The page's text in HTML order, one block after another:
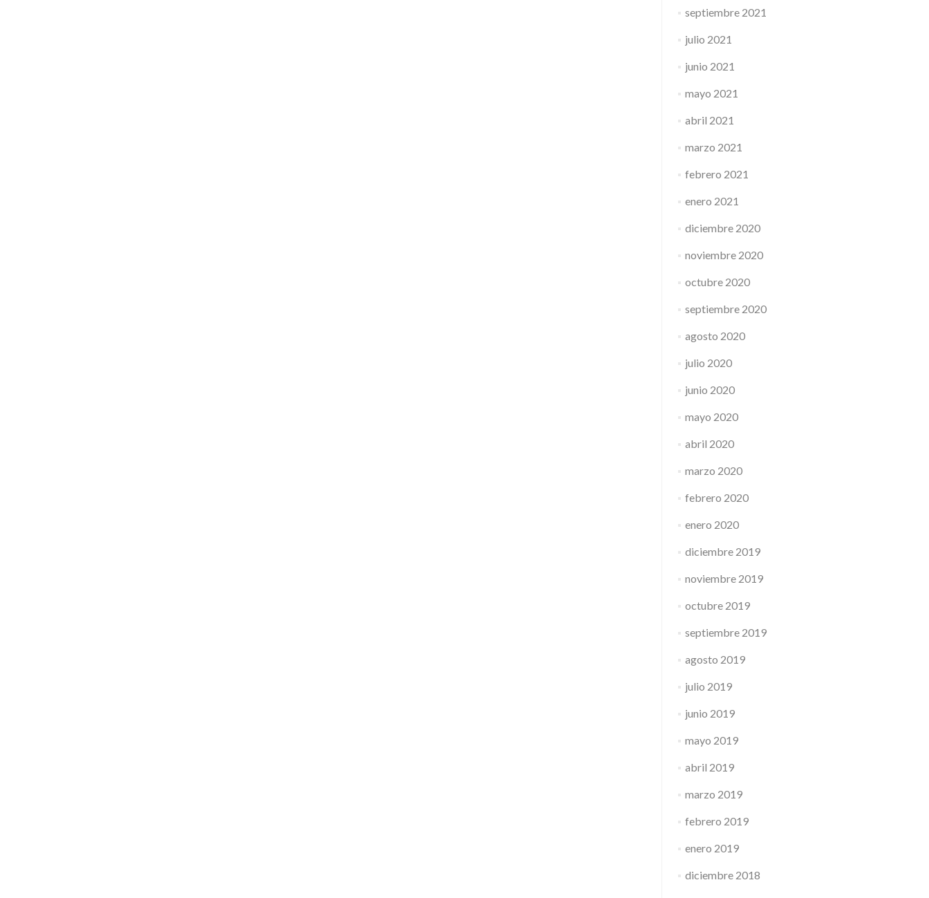
septiembre 2021
julio 2021
junio 2021
mayo 2021
abril 2021
marzo 2021
febrero 2021
enero 2021
diciembre 2020
noviembre 2020
octubre 2020
septiembre 2020
agosto 2020
julio 2020
junio 2020
mayo 2020
abril 2020
marzo 2020
febrero 2020
enero 2020
diciembre 2019
noviembre 2019
octubre 2019
septiembre 2019
agosto 2019
julio 2019
junio 2019
mayo 2019
abril 2019
marzo 2019
febrero 2019
enero 2019
diciembre 2018